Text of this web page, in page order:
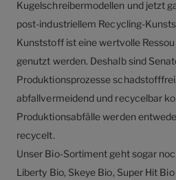
Kugelschreibermodellen und jetzt
post-industriellem Recycling-
Kunststoff ist eine wertvolle
genutzt werden. Deshalb sind
Produktionsprozesse
abfallvermeidend und recycelbar
Produktionsabfälle werden
recycelt.
Unser Bio-Sortiment geht sogar
Liberty Bio, Skeye Bio, Super Hit